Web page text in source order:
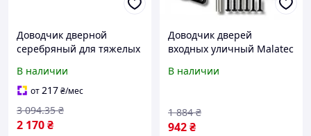
Доводчик дверной
серебряный для тяжелых
фиксацией
универсальный механизм
для офиса и дома EPT
В наличии
от217₴/мес
2 170₴
3 094.35 ₴
Доводчик дверей
входных уличный Malatec
дверной доводчик,
В наличии
942₴
1 884 ₴